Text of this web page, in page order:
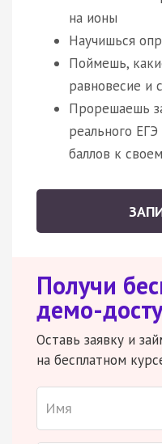
на ионы
Научишься
Поймешь,
равновесие и
Прорешаешь
реального
баллов к
Получи
демо-
Оставь заявку и
на бесплатном